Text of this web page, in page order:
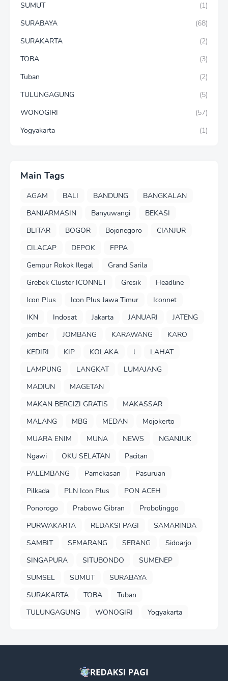
SUMUT
(1)
SURABAYA
(68)
SURAKARTA
(2)
TOBA
(3)
Tuban
(2)
TULUNGAGUNG
(5)
WONOGIRI
(57)
Yogyakarta
(1)
Main Tags
AGAM BALI BANDUNG
BANGKALAN
BANJARMASIN
Banyuwangi
BEKASI
BLITAR
BOGOR Bojonegoro
CIANJUR
CILACAP
DEPOK
FPPA
Gempur Rokok Ilegal
Grand Sarila
Grebek Cluster ICONNET
Gresik
Headline
Icon Plus
Icon Plus Jawa Timur
Iconnet
IKN
Indosat Jakarta JANUARI
JATENG
jember
JOMBANG KARAWANG
KARO
KEDIRI
KIP KOLAKA l
LAHAT
LAMPUNG
LANGKAT
LUMAJANG
MADIUN
MAGETAN
MAKAN BERGIZI GRATIS
MAKASSAR
MALANG
MBG MEDAN
Mojokerto
MUARA ENIM
MUNA NEWS
NGANJUK
Ngawi
OKU SELATAN
Pacitan
PALEMBANG
Pamekasan
Pasuruan
Pilkada
PLN Icon Plus
PON ACEH
Ponorogo
Prabowo Gibran
Probolinggo
PURWAKARTA
REDAKSI PAGI
SAMARINDA
SAMBIT
SEMARANG SERANG
Sidoarjo
SINGAPURA
SITUBONDO
SUMENEP
SUMSEL
SUMUT
SURABAYA
SURAKARTA
TOBA
Tuban
TULUNGAGUNG
WONOGIRI Yogyakarta